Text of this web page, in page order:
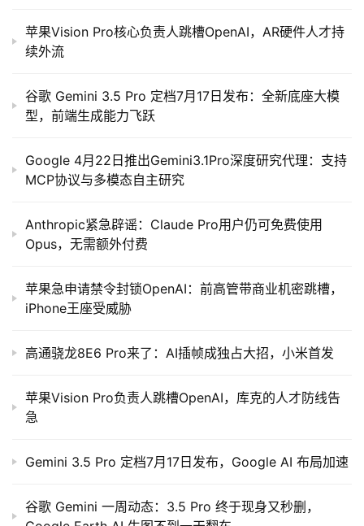
苹果Vision Pro核心负责人跳槽OpenAI，AR硬件人才持
续外流
谷歌 Gemini 3.5 Pro 定档7月17日发布：全新底座大模
型，前端生成能力飞跃
Google 4月22日推出Gemini3.1Pro深度研究代理：支持
MCP协议与多模态自主研究
Anthropic紧急辟谣：Claude Pro用户仍可免费使用
Opus，无需额外付费
苹果急申请禁令封锁OpenAI：前高管带商业机密跳槽，
iPhone王座受威胁
高通骁龙8E6 Pro来了：AI插帧成独占大招，小米首发
苹果Vision Pro负责人跳槽OpenAI，库克的人才防线告
急
Gemini 3.5 Pro 定档7月17日发布，Google AI 布局加速
谷歌 Gemini 一周动态：3.5 Pro 终于现身又秒删，